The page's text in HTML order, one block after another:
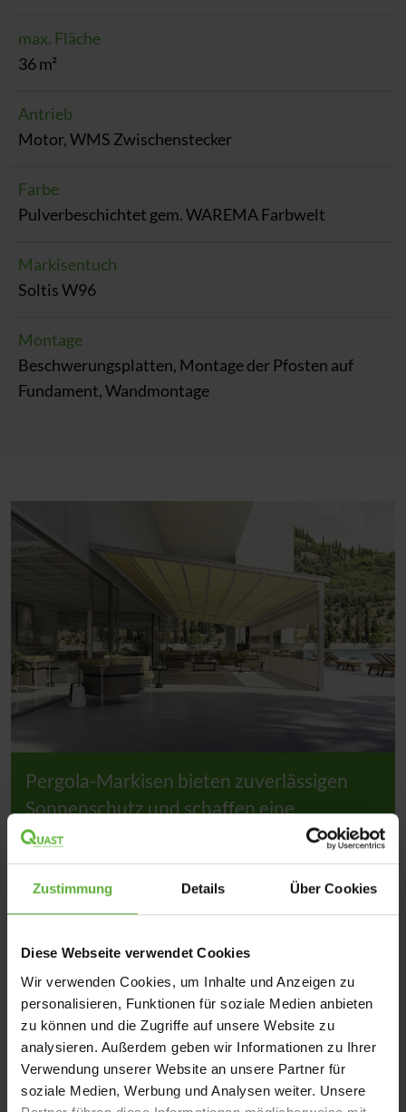
Zustimmung Details Über Cookies
Diese Webseite verwendet Cookies
Wir verwenden Cookies, um Inhalte und Anzeigen zu
personalisieren, Funktionen für soziale Medien anbieten
zu können und die Zugriffe auf unsere Website zu
analysieren. Außerdem geben wir Informationen zu Ihrer
Verwendung unserer Website an unsere Partner für
soziale Medien, Werbung und Analysen weiter. Unsere
max. Fläche
36 m²
Antrieb
Motor, WMS Zwischenstecker
Farbe
Pulverbeschichtet gem. WAREMA Farbwelt
Markisentuch
Soltis W96
Montage
Beschwerungsplatten, Montage der Pfosten auf
Fundament, Wandmontage
Pergola-Markisen bieten zuverlässigen
Sonnenschutz und schaffen eine
entspannte Outdoor-Atmosphäre zum
Genießen.